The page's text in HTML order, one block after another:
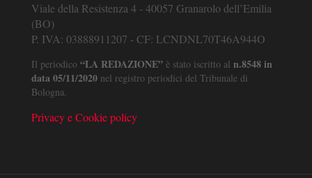
Viale della Resistenza 4 - 40057 Granarolo dell’Emilia
(BO)
P. IVA: 03888911207 - CF: LCNDNL70T46A944O
Il periodico “LA REDAZIONE” è stato iscritto al n.8548 in
data 05/11/2020 nel registro periodici del Tribunale di
Bologna.
Privacy e Cookie policy